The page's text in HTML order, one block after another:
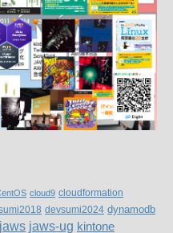
cloud9 cloudformation
devsumi2024 dynamodb
jaws jaws-ug kintone